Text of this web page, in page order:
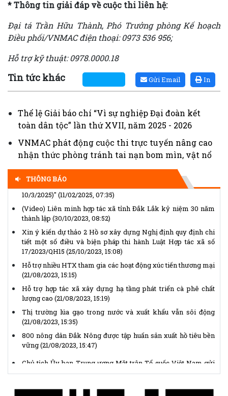
* Thông tin giải đáp về cuộc thi liên hệ:
Đại tá Trần Hữu Thành, Phó Trưởng phòng Kế hoạch
Điều phối/VNMAC điện thoại: 0973 536 956;
Hỗ trợ kỹ thuật: 0978.0000.18
In
Gửi Email
Tin tức khác
Thể lệ Giải báo chí “Vì sự nghiệp Đại đoàn kết
toàn dân tộc” lần thứ XVII, năm 2025 - 2026
VNMAC phát động cuộc thi trực tuyến nâng cao
nhận thức phòng tránh tai nạn bom mìn, vật nổ
THÔNG BÁO
Chủ tịch Ủy ban Trung ương Mặt trận Tổ quốc Việt Nam gửi
Thư kêu gọi ủng hộ Tháng Nhân đạo năm 2026(14/04/2026,
Thể lệ Giải báo chí “Vì sự nghiệp Đại đoàn kết toàn dân tộc”
lần thứ XVII, năm 2025 - 2026(14/04/2026, 14:15)
VNMAC phát động cuộc thi trực tuyến nâng cao nhận thức
phòng tránh tai nạn bom mìn, vật nổ
(14/04/2026, 13:53)
thắng Buôn Ma Thuột, giải phóng tỉnh Đắk Lắk (10/3/1975 -
10/3/2025)"(11/02/2025, 07:35)
(Video) Liên minh hợp tác xã tỉnh Đắk Lắk kỷ niệm 30 năm
thành lập(30/10/2023, 08:52)
Xin ý kiến dự thảo 2 Hồ sơ xây dựng Nghị định quy định chi
tiết một số điều và biện pháp thi hành Luật Hợp tác xã số
17/2023/QH15(25/10/2023, 15:08)
Hỗ trợ nhiều HTX tham gia các hoạt động xúc tiến thương mại
(21/08/2023, 15:15)
Hỗ trợ hợp tác xã xây dựng hạ tầng phát triển cà phê chất
lượng cao(21/08/2023, 15:19)
Thị trường lúa gạo trong nước và xuất khẩu vẫn sôi động
(21/08/2023, 15:35)
800 nông dân Đắk Nông được tập huấn sản xuất hồ tiêu bền
vững(21/08/2023, 15:47)
Chủ tịch Ủy ban Trung ương Mặt trận Tổ quốc Việt Nam gửi
Thư kêu gọi ủng hộ Tháng Nhân đạo năm 2026(14/04/2026,
14:25)